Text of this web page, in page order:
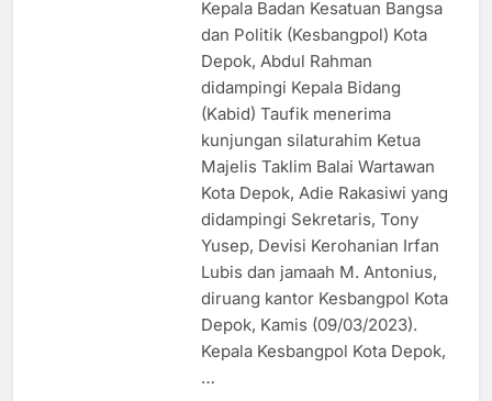
Kepala Badan Kesatuan Bangsa
dan Politik (Kesbangpol) Kota
Depok, Abdul Rahman
didampingi Kepala Bidang
(Kabid) Taufik menerima
kunjungan silaturahim Ketua
Majelis Taklim Balai Wartawan
Kota Depok, Adie Rakasiwi yang
didampingi Sekretaris, Tony
Yusep, Devisi Kerohanian Irfan
Lubis dan jamaah M. Antonius,
diruang kantor Kesbangpol Kota
Depok, Kamis (09/03/2023).
Kepala Kesbangpol Kota Depok,
…